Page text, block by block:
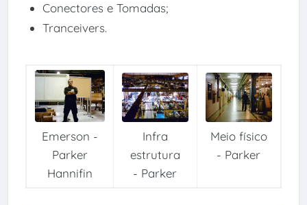
Conectores e Tomadas;
Tranceivers.
Emerson -
Parker
Hannifin
Infra
estrutura
- Parker
Meio físico
- Parker